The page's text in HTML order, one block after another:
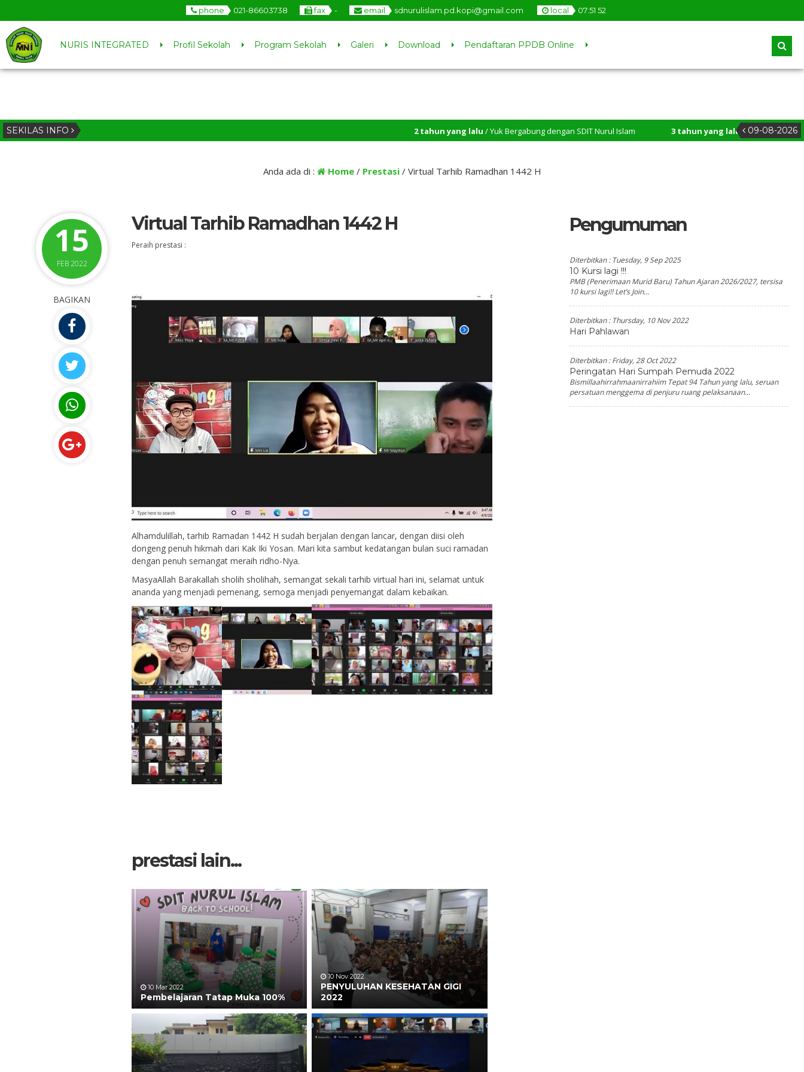
phone 021-86603738 fax - email sdnurulislam.pd.kopi@gmail.com local 07:51 53
NURIS INTEGRATED Profil Sekolah Program Sekolah Galeri Download Pendaftaran PPDB Online
SEKILAS INFO 09-08-2026
2 tahun yang lalu/ Yuk Bergabung dengan SDIT Nurul Islam 3 tahun yang lalu/ Selamat datang Ayah
Anda ada di : Home/ Prestasi/ Virtual Tarhib Ramadhan 1442 H
15
FEB 2022
Virtual Tarhib Ramadhan 1442 H
Peraih prestasi :
BAGIKAN
Alhamdulillah, tarhib Ramadan 1442 H sudah berjalan dengan lancar, dengan diisi oleh
dongeng penuh hikmah dari Kak Iki Yosan. Mari kita sambut kedatangan bulan suci ramadan
dengan penuh semangat meraih ridho-Nya.
MasyaAllah Barakallah sholih sholihah, semangat sekali tarhib virtual hari ini, selamat untuk
ananda yang menjadi pemenang, semoga menjadi penyemangat dalam kebaikan.
prestasi lain...
10 Mar 2022
Pembelajaran Tatap Muka 100%
10 Nov 2022
PENYULUHAN KESEHATAN GIGI
2022
Pengumuman
Diterbitkan : Tuesday, 9 Sep 2025
10 Kursi lagi !!!
PMB (Penerimaan Murid Baru) Tahun Ajaran 2026/2027, tersisa
10 kursi lagi!! Let’s Join...
Diterbitkan : Thursday, 10 Nov 2022
Hari Pahlawan
Diterbitkan :Friday, 28 Oct 2022
Peringatan Hari Sumpah Pemuda 2022
Bismillaahirrahmaanirrahiim Tepat 94 Tahun yang lalu, seruan
persatuan menggema di penjuru ruang pelaksanaan...